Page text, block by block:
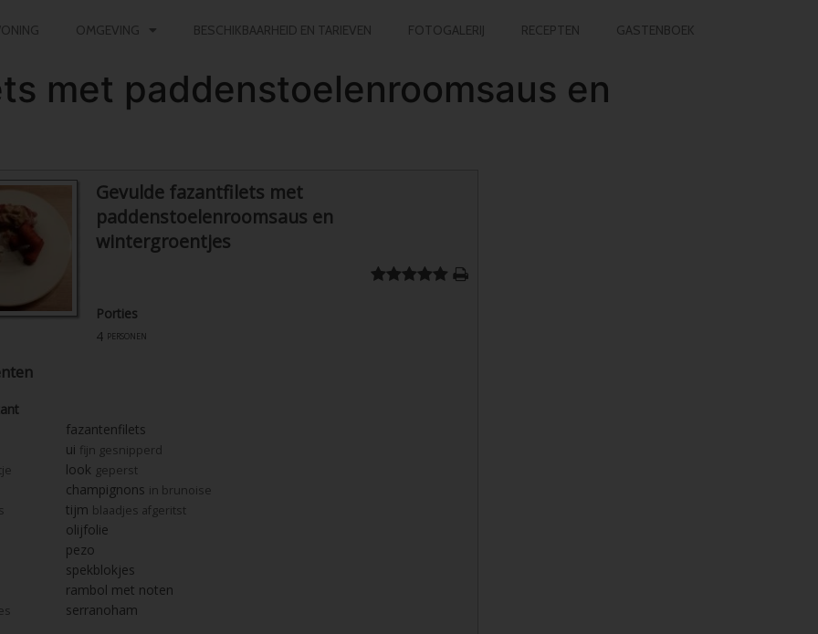
OMGEVING BESCHIKBAARHEID EN TARIEVEN FOTOGALERIJ RECEPTEN GASTENBOEK
met paddenstoelenroomsaus en
Gevulde fazantfilets met
paddenstoelenroomsaus en
wintergroentjes
Porties
4 personen
fazantenfilets
ui fijn gesnipperd
look geperst
champignons in brunoise
tijm blaadjes afgeritst
olijfolie
pezo
spekblokjes
rambol met noten
serranoham